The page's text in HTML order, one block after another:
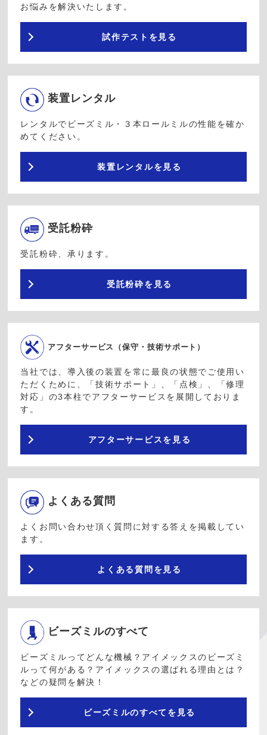
お悩みを解決いたします。
試作テストを見る
装置レンタル
レンタルでビーズミル・３本ロールミルの性能を確か
めてください。
装置レンタルを見る
受託粉砕
受託粉砕、承ります。
受託粉砕を見る
アフターサービス（保守・技術サポート）
当社では、導入後の装置を常に最良の状態でご使用い
ただくために、「技術サポート」、「点検」、「修理
対応」の3本柱でアフターサービスを展開しておりま
す。
アフターサービスを見る
よくある質問
よくお問い合わせ頂く質問に対する答えを掲載してい
ます。
よくある質問を見る
ビーズミルのすべて
ビーズミルってどんな機械？アイメックスのビーズミ
ルって何がある？アイメックスの選ばれる理由とは？
などの疑問を解決！
ビーズミルのすべてを見る